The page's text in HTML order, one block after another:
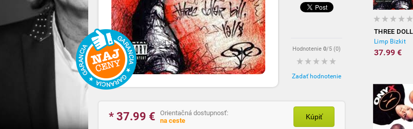
Hodnotenie 0/5 (0)
Zadať hodnotenie
* 37.99 €
Orientačná dostupnosť:
na ceste
Kúpiť
THREE
Limp Bizkit
37.99 €